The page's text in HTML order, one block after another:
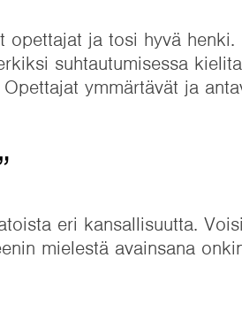
opettajat ja tosi hyvä henki.
suhtautumisessa
ymmärtävät ja
eri kansallisuutta.
mielestä avainsana